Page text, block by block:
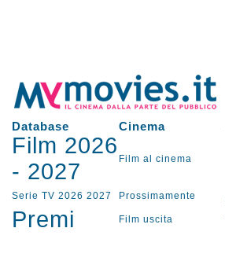
Database Cinema
Film 2026
- 2027 Film al cinema
Serie TV 2026 2027 Prossimamente
Premi Film uscita